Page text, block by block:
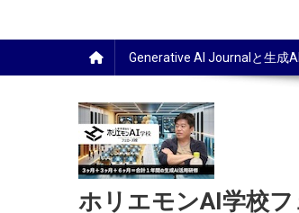
Generative AI Journalと生成AI
ホリエモンAI学校